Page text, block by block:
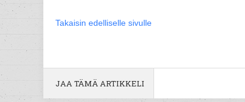
Takaisin edelliselle sivulle
JAA TÄMÄ ARTIKKELI